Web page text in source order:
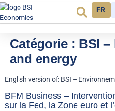
FR
Catégorie : BSI
and energy
English version of: BSI –
BFM Business –
sur la Fed, la Zone euro et